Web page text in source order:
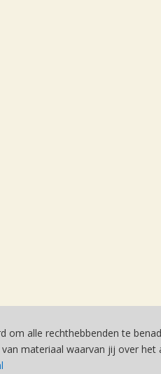
alle rechthebbenden te
materiaal waarvan jij over